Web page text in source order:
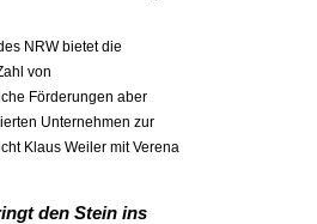
NRW bietet die
von
Förderungen aber
Unternehmen zur
Klaus Weiler mit Verena
den Stein ins